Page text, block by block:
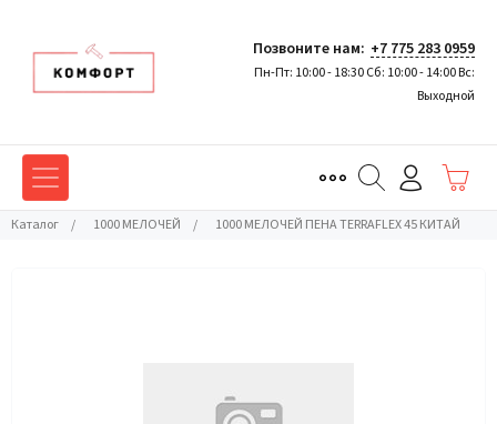
Позвоните нам: +7 775 283 0959
Пн-Пт: 10:00 - 18:30 Сб: 10:00 - 14:00 Вс:
Выходной
Каталог / 1000 МЕЛОЧЕЙ / 1000 МЕЛОЧЕЙ ПЕНА TERRAFLEX 45 КИТАЙ